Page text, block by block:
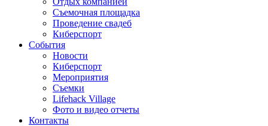
Съемочная площадка
Проведение свадеб
Киберспорт
События
Новости
Киберспорт
Мероприятия
Съемки
Lifehack Village
Фото и видео отчеты
Контакты